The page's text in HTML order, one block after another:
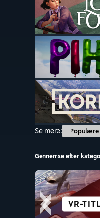
Se mere:
Populære
Gennemse efter
VR-
ÅBEN